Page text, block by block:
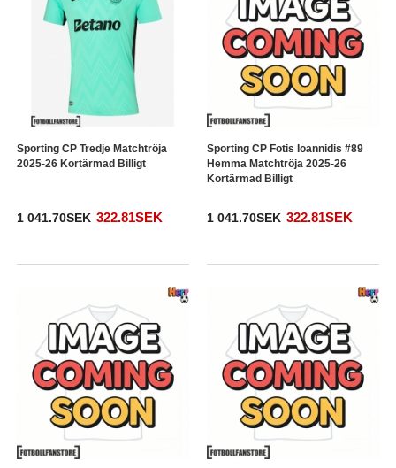
Sporting CP Tredje Matchtröja
2025-26 Kortärmad Billigt
1 041.70SEK 322.81SEK
Sporting CP Fotis Ioannidis #89
Hemma Matchtröja 2025-26
Kortärmad Billigt
1 041.70SEK 322.81SEK